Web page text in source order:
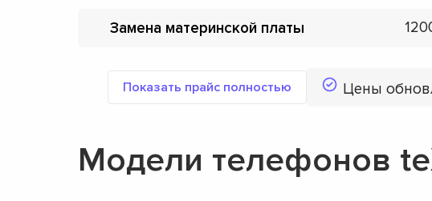
Замена материнской платы
Показать прайс полностью Цены
Модели телефонов